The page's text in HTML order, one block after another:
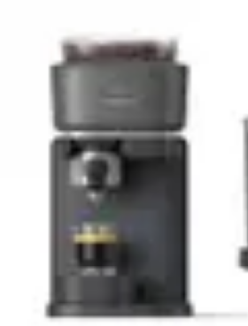
Santé et Environnement